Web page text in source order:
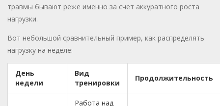
травмы бывают реже именно за счет аккуратного роста
нагрузки.
Вот небольшой сравнительный пример, как распределять
нагрузку на неделе:
День
недели
Вид
тренировки
Продолжительность
Работа над